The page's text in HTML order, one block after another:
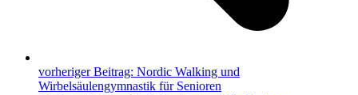
vorheriger Beitrag: Nordic Walking und
Wirbelsäulengymnastik für Senioren